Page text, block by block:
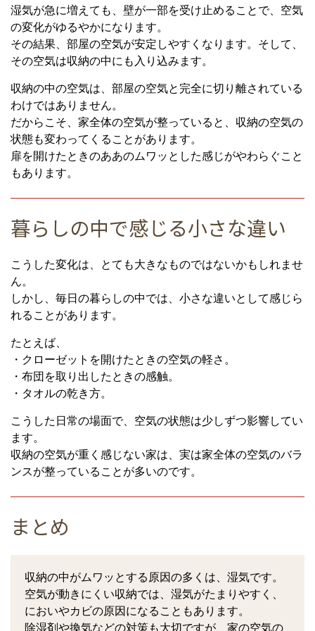
湿気が急に増えても、壁が一部を受け止めることで、空気
の変化がゆるやかになります。
その結果、部屋の空気が安定しやすくなります。そして、
その空気は収納の中にも入り込みます。
収納の中の空気は、部屋の空気と完全に切り離されている
わけではありません。
だからこそ、家全体の空気が整っていると、収納の空気の
状態も変わってくることがあります。
扉を開けたときのああのムワッとした感じがやわらぐこと
もあります。
暮らしの中で感じる小さな違い
こうした変化は、とても大きなものではないかもしれませ
ん。
しかし、毎日の暮らしの中では、小さな違いとして感じら
れることがあります。
たとえば、
・クローゼットを開けたときの空気の軽さ。
・布団を取り出したときの感触。
・タオルの乾き方。
こうした日常の場面で、空気の状態は少しずつ影響してい
ます。
収納の空気が重く感じない家は、実は家全体の空気のバラ
ンスが整っていることが多いのです。
まとめ
収納の中がムワッとする原因の多くは、湿気です。
空気が動きにくい収納では、湿気がたまりやすく、
においやカビの原因になることもあります。
除湿剤や換気などの対策も大切ですが、家の空気の